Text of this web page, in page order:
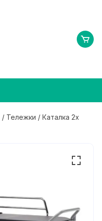
/ Тележки / Каталка 2х